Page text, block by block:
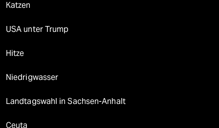
Katzen
USA unter Trump
Hitze
Niedrigwasser
Landtagswahl in Sachsen-Anhalt
Ceuta